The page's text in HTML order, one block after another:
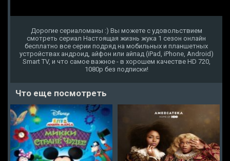
Дорогие сериаломаны :) Вы можете с удовольствием
смотреть сериал Настоящая жизнь жука 1 сезон онлайн
бесплатно все серии подряд на мобильных и планшетных
устройствах андроид, айфон или айпад (iPad, iPhone, Android)
Smart TV, и что самое важное - в хорошем качестве HD 720,
1080p без подписки!
Что еще посмотреть